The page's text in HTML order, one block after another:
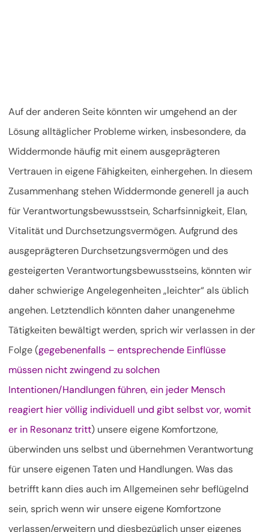
Auf der anderen Seite könnten wir umgehend an der
Lösung alltäglicher Probleme wirken, insbesondere, da
Widdermonde häufig mit einem ausgeprägteren
Vertrauen in eigene Fähigkeiten, einhergehen. In diesem
Zusammenhang stehen Widdermonde generell ja auch
für Verantwortungsbewusstsein, Scharfsinnigkeit, Elan,
Vitalität und Durchsetzungsvermögen. Aufgrund des
ausgeprägteren Durchsetzungsvermögen und des
gesteigerten Verantwortungsbewusstseins, könnten wir
daher schwierige Angelegenheiten „leichter“ als üblich
angehen. Letztendlich könnten daher unangenehme
Tätigkeiten bewältigt werden, sprich wir verlassen in der
Folge (gegebenenfalls – entsprechende Einflüsse
müssen nicht zwingend zu solchen
Intentionen/Handlungen führen, ein jeder Mensch
reagiert hier völlig individuell und gibt selbst vor, womit
er in Resonanz tritt) unsere eigene Komfortzone,
überwinden uns selbst und übernehmen Verantwortung
für unsere eigenen Taten und Handlungen. Was das
betrifft kann dies auch im Allgemeinen sehr beflügelnd
sein, sprich wenn wir unsere eigene Komfortzone
verlassen/erweitern und diesbezüglich unser eigenes